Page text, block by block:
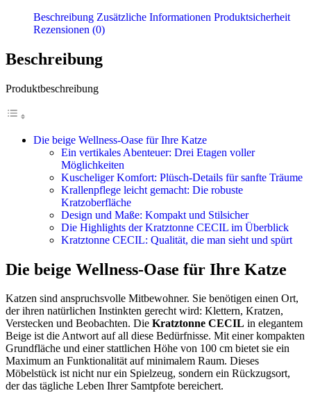
Beschreibung Zusätzliche Informationen Produktsicherheit
Rezensionen (0)
Beschreibung
Produktbeschreibung
Die beige Wellness-Oase für Ihre Katze
Ein vertikales Abenteuer: Drei Etagen voller
Möglichkeiten
Kuscheliger Komfort: Plüsch-Details für sanfte Träume
Krallenpflege leicht gemacht: Die robuste
Kratzoberfläche
Design und Maße: Kompakt und Stilsicher
Die Highlights der Kratztonne CECIL im Überblick
Kratztonne CECIL: Qualität, die man sieht und spürt
Die beige Wellness-Oase für Ihre Katze
Katzen sind anspruchsvolle Mitbewohner. Sie benötigen einen Ort,
der ihren natürlichen Instinkten gerecht wird: Klettern, Kratzen,
Verstecken und Beobachten. Die Kratztonne CECIL in elegantem
Beige ist die Antwort auf all diese Bedürfnisse. Mit einer kompakten
Grundfläche und einer stattlichen Höhe von 100 cm bietet sie ein
Maximum an Funktionalität auf minimalem Raum. Dieses
Möbelstück ist nicht nur ein Spielzeug, sondern ein Rückzugsort,
der das tägliche Leben Ihrer Samtpfote bereichert.